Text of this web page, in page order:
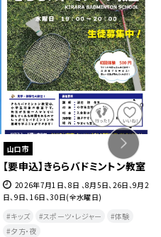
山口市
【要申込】きららバドミントン教室
2026年7月1日、8日 、8月5日、26日、9月2
日、9日、16日、30日(全水曜日)
キッズ
スポーツ・レジャー
体験
夕方・夜​